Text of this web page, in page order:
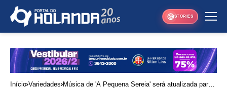
STORIES
Início Variedades Música de 'A Pequena Sereia' será atualizada para